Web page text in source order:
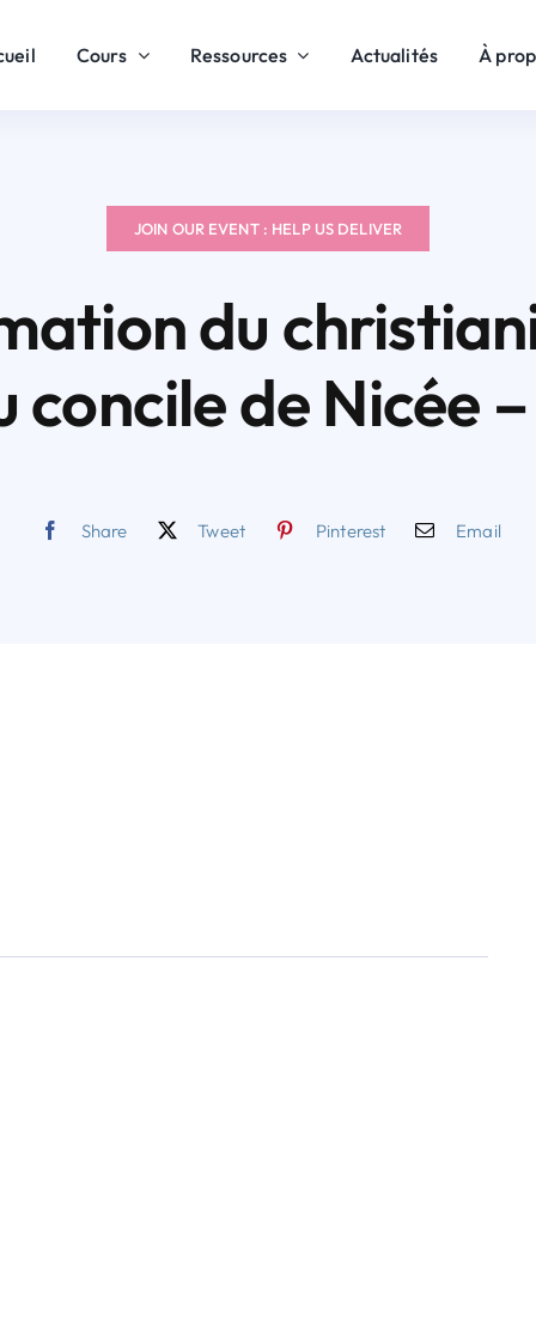
Cours Ressources Actualités À
JOIN OUR EVENT : HELP US DELIVER
du
concile de Nicée
Share Tweet Pinterest Email